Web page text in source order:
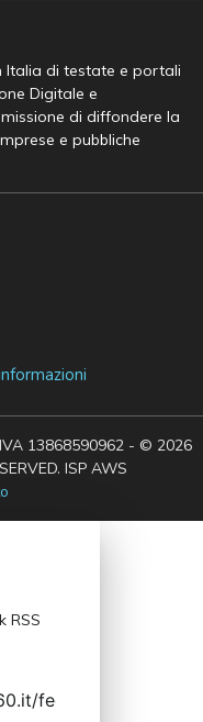
di testate e portali
Digitale e
di diffondere la
e pubbliche
13868590962 - © 2026
ISP AWS
RSS